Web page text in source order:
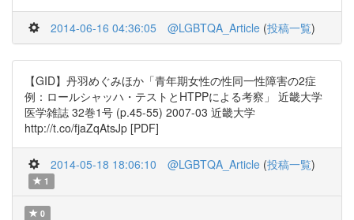
2014-06-16 04:36:05 @LGBTQA_Article (投稿一覧)
【GID】丹羽めぐみほか「青年期女性の性同一性障害の2症
例：ロールシャッハ・テストとHTPPによる考察」 近畿大学
医学雑誌 32巻1号 (p.45-55) 2007-03 近畿大学
http://t.co/fjaZqAtsJp [PDF]
2014-05-18 18:06:10 @LGBTQA_Article (投稿一覧)
1
0